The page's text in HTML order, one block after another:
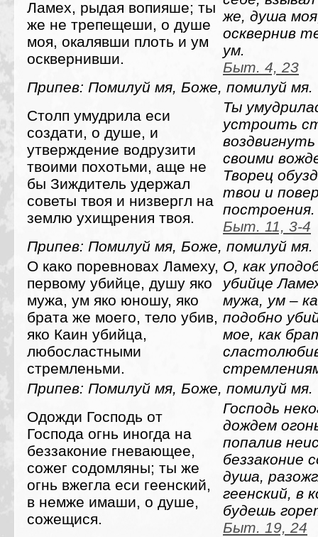
Ламех, рыдая вопияше; ты
же не трепещеши, о душе
моя, окалявши плоть и ум
осквернивши.
же, душа
осквернив
ум.
Быт. 4, 23
Припев: Помилуй мя, Боже, помилуй мя.
Столп умудрила еси
создати, о душе, и
утверждение водрузити
твоими похотьми, аще не
бы Зиждитель удержал
советы твоя и низвергл на
землю ухищрения твоя.
Ты
устроить
своими
Творец
твои и
построения.
Быт. 11, 3-4
Припев: Помилуй мя, Боже, помилуй мя.
О како поревновах Ламеху,
первому убийце, душу яко
мужа, ум яко юношу, яко
брата же моего, тело убив,
яко Каин убийца,
любосластными
стремленьми.
О, как
убийце
мужа, ум –
подобно
мое, как
Припев: Помилуй мя, Боже, помилуй мя.
Одожди Господь от
Господа огнь иногда на
беззаконие гневающее,
сожег содомляны; ты же
огнь вжегла еси геенский,
в немже имаши, о душе,
сожещися.
Господь
дождем
попалив
беззаконие
душа,
геенский, в
будешь
Быт. 19, 24